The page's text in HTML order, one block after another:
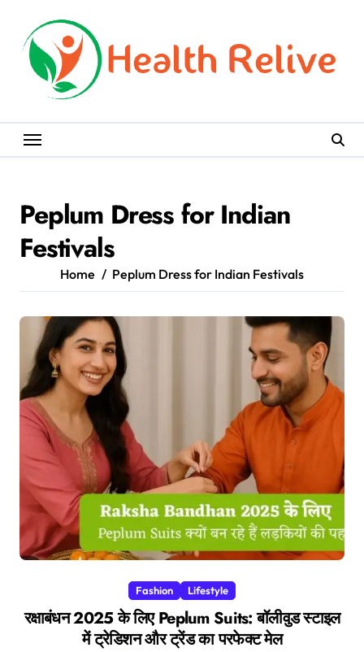
content
Peplum Dress for Indian
Festivals
Home Peplum Dress for Indian Festivals
Fashion Lifestyle
रक्षाबंधन 2025 के लिए Peplum Suits: बॉलीवुड स्टाइल
में ट्रेडिशन और ट्रेंड का परफेक्ट मेल